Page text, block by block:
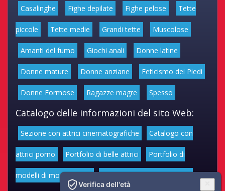
Casalinghe Fighe depilate Fighe pelose Tette
piccole Tette medie Grandi tette Muscolose
Amanti del fumo Giochi anali Donne latine
Donne mature Donne anziane Feticismo dei Piedi
Donne Formose Ragazze magre Spesso
Catalogo delle informazioni del sito Web:
Sezione con attrici cinematografiche Catalogo con
attrici porno Portfolio di belle attrici Portfolio di
modelli di moda volgari Affascinanti star dello sport
Verifica dell'età